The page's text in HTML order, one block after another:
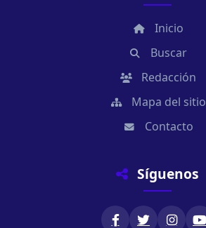
Inicio
Buscar
Redacción
Mapa del sitio
Contacto
Síguenos